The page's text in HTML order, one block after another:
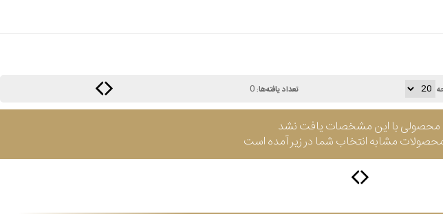
تعداد یافته‌ها:0
محصولی با این مشخصات یافت نشد
مشابه انتخاب شما در زیر آمده است